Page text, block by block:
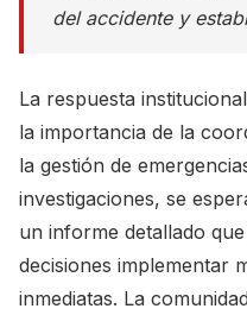
del accidente y
La respuesta
la importancia de la
la gestión de
investigaciones, se
un informe detallado
decisiones implementar
inmediatas. La